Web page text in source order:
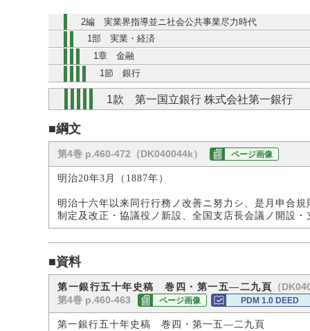
2編 実業界指導並ニ社会公共事業尽力時代
1部 実業・経済
1章 金融
1節 銀行
1款 第一国立銀行 株式会社第一銀行
■綱文
第4巻 p.460-472（DK040044k） ページ画像
明治20年3月（1887年）
明治十六年以来同行行務ノ改善ニ努力シ、是月申合
制定及改正・協議役ノ新設、全国支店長会議ノ開設
■資料
第一銀行五十年史稿 巻四・第一五―二九頁
（
第4巻 p.460-463
ページ画像 PDM 1.0 DEED
第一銀行五十年史稿 巻四・第一五―二九頁